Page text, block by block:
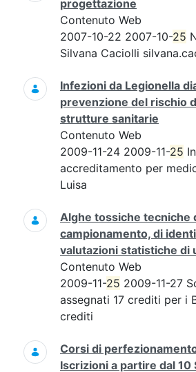
progettazione
Contenuto Web
2007-10-22 2007-10-25
Silvana Caciolli
Infezioni da Legionella
prevenzione del rischio
strutture sanitarie
Contenuto Web
2009-11-24 2009-11-25
accreditamento per
Luisa
Alghe tossiche tecniche
campionamento, di
valutazioni statistiche di
Contenuto Web
2009-11-25 2009-11-27
assegnati 17 crediti per i
crediti
Corsi di
Iscrizioni a partire dal